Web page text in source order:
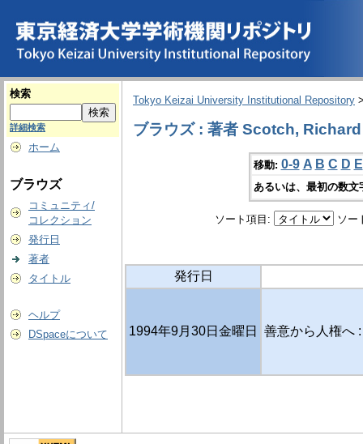
検索
詳細検索
ホーム
ブラウズ
コミュニティ/
コレクション
発行日
著者
タイトル
ヘルプ
DSpaceについて
Tokyo Keizai University Institutional Repository
ブラウズ : 著者 Scotch,
移動: 0-9 A B C D E
あるいは、最初の数
ソート項目: ソー
発行日
1994年9月30日金曜日 善意から人権へ